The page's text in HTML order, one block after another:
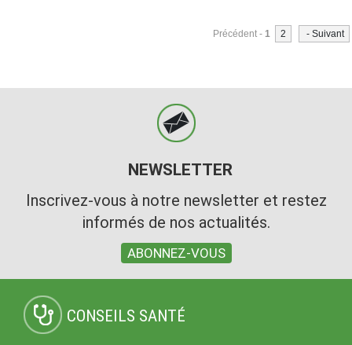
Précédent - 1 2 - Suivant
NEWSLETTER
Inscrivez-vous à notre newsletter et restez
informés de nos actualités.
ABONNEZ-VOUS
CONSEILS SANTÉ